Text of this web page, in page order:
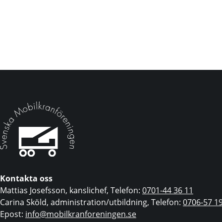
Kontakta oss
Mattias Josefsson, kanslichef, Telefon: 0701-44 36 11
Carina Sköld, administration/utbildning, Telefon: 0706-57
Epost: info@mobilkranforeningen.se